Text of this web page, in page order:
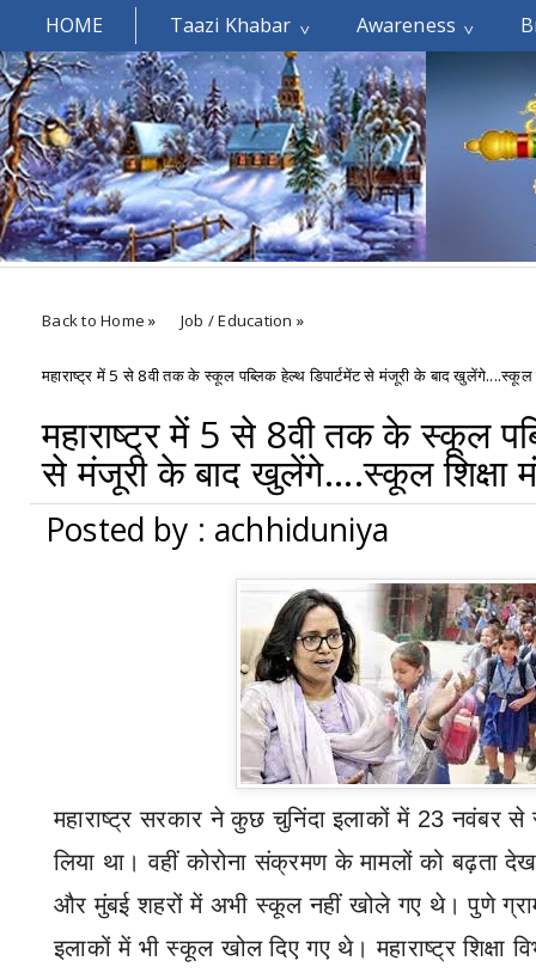
HOME Taazi Khabar Awareness
Welcomes You.....
Back to Home » Job / Education »
महाराष्ट्र में 5 से 8वी तक के स्कूल पब्लिक हेल्थ डिपार्टमेंट से मंजूरी के बाद खुलेंगे....स्कूल
महाराष्ट्र में 5 से 8वी तक के स्कूल
से मंजूरी के बाद खुलेंगे....स्कूल शिक्षा
Posted by : achhiduniya
महाराष्ट्र सरकार ने कुछ चुनिंदा इलाकों में 23 नवंबर
लिया था। वहीं कोरोना संक्रमण के मामलों को बढ़ता
और मुंबई शहरों में अभी स्कूल नहीं खोले गए थे। पुणे
इलाकों में भी स्कूल खोल दिए गए थे। महाराष्ट्र शिक्षा